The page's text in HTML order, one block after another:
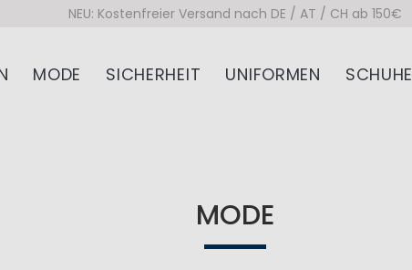
NEU: Kostenfreier Versand nach DE / AT / CH ab 150€
MODE SICHERHEIT UNIFORMEN SCHUHE
MODE